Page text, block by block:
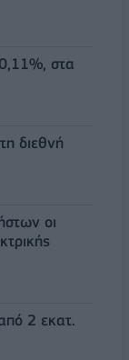
στα
διεθνή
οι
2 εκατ.